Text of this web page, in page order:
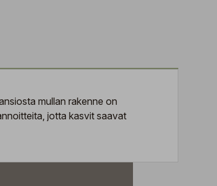
mullan rakenne on
jotta kasvit saavat